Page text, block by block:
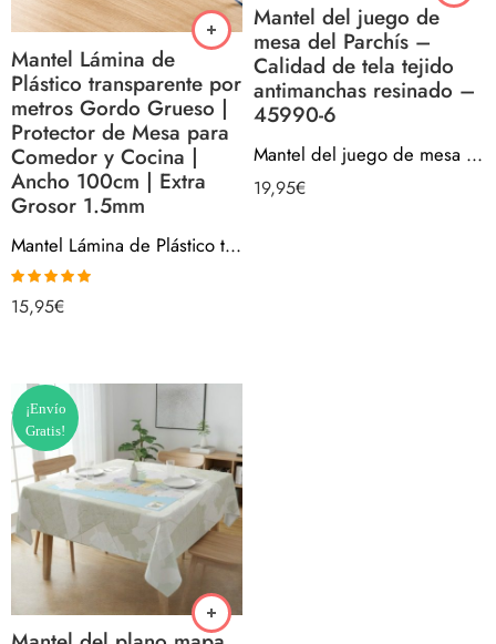
Mantel Lámina de
Plástico transparente por
metros Gordo Grueso |
Protector de Mesa para
Comedor y Cocina |
Ancho 100cm | Extra
Grosor 1.5mm
Mantel Lámina de Plástico transparente por metros Gordo Grueso | Protector de Mesa para Comedor y Cocina | Ancho 100cm | Extra Grosor 1.5mm
Valorado con
5.00de 5
15,95€
Mantel del juego de
mesa del Parchís –
Calidad de tela tejido
antimanchas resinado –
45990-6
Mantel del juego de mesa del Parchís – Calidad de tela tejido antimanchas resinado – 45990-6
19,95€
¡Envío
Gratis!